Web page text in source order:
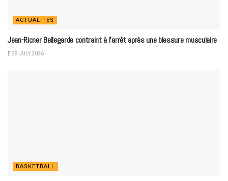
ACTUALITÉS
Jean-Ricner Bellegarde contraint à l’arrêt après une blessure musculaire
28 JULY 2026
BASKETBALL